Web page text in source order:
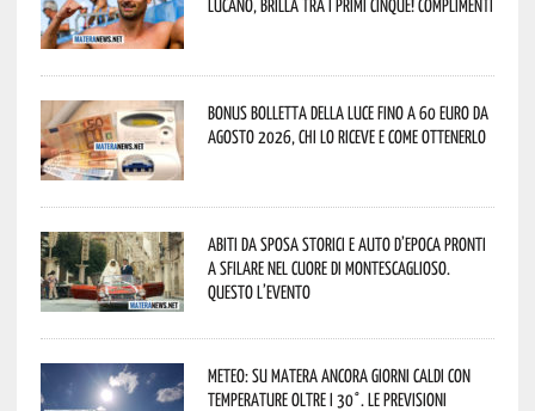
lucano, brilla tra i primi cinque! Complimenti
Bonus bolletta della luce fino a 60 euro da
agosto 2026, chi lo riceve e come ottenerlo
Abiti da sposa storici e auto d’epoca pronti
a sfilare nel cuore di Montescaglioso.
Questo l’evento
Meteo: su Matera ancora giorni caldi con
temperature oltre i 30°. Le previsioni